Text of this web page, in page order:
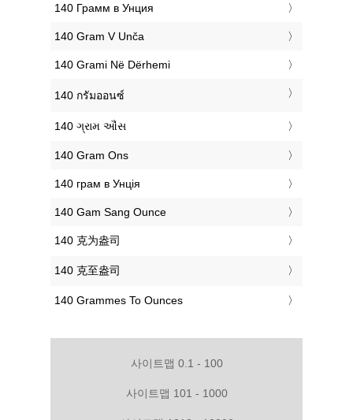
‎140 Грамм в Унция
‎140 Gram V Unča
‎140 Grami Në Dërhemi
‎140 กรัมออนซ์
‎140 ગ્રામ ઔંસ
‎140 Gram Ons
‎140 грам в Унція
‎140 Gam Sang Ounce
‎140 克为盎司
‎140 克至盎司
‎140 Grammes To Ounces
사이트맵 0.1 - 100
사이트맵 101 - 1000